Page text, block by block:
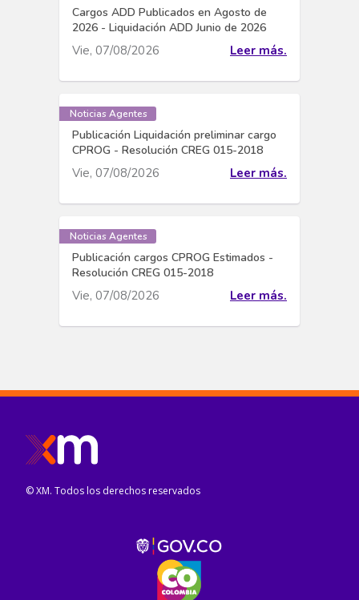
Cargos ADD Publicados en Agosto de
2026 - Liquidación ADD Junio de 2026
Vie, 07/08/2026 Leer más.
Noticias Agentes
Publicación Liquidación preliminar cargo
CPROG - Resolución CREG 015-2018
Vie, 07/08/2026 Leer más.
Noticias Agentes
Publicación cargos CPROG Estimados -
Resolución CREG 015-2018
Vie, 07/08/2026 Leer más.
© XM. Todos los derechos reservados